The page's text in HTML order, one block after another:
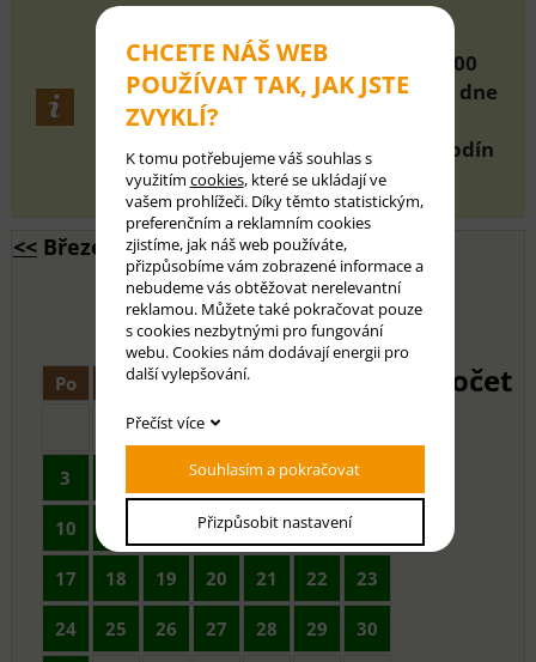
Naklikejte si termín, kdy chcete
rezervovat místo. Den začína od 12:00
nakliknutého dne, do 12:00 příštího dne
(24hod.)
Platí se za každých započatých 24 hodín
dle cenníku.
<<Březen 2025 - Duben 2025
>>
Po Út St Čt
3 6 7 8
10 13 14 15
17 18 19 20 21 22 23
24 25 26 27 28 29 30
Počet
CHCETE NÁŠ WEB
POUŽÍVAT TAK, JAK JSTE
ZVYKLÍ?
K tomu potřebujeme váš souhlas s
využitím cookies, které se ukládají ve
vašem prohlížeči. Díky těmto statistickým,
preferenčním a reklamním cookies
zjistíme, jak náš web používáte,
přizpůsobíme vám zobrazené informace a
nebudeme vás obtěžovat nerelevantní
reklamou. Můžete také pokračovat pouze
s cookies nezbytnými pro fungování
webu. Cookies nám dodávají energii pro
další vylepšování.
Přečíst více
Souhlasím a pokračovat
Přizpůsobit nastavení